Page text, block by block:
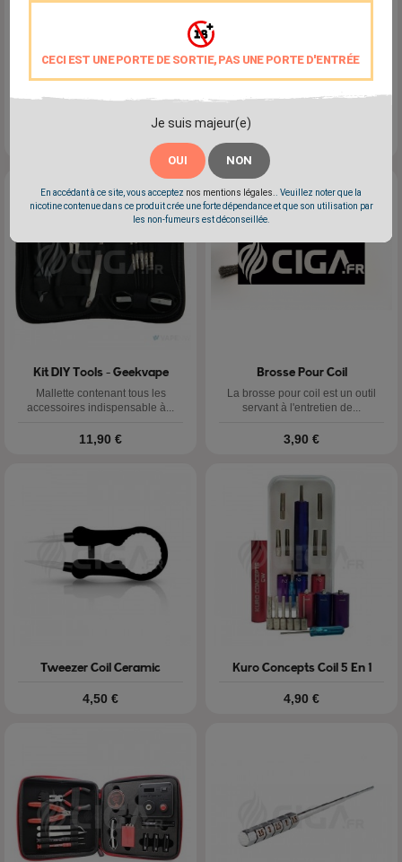
CECI EST UNE PORTE DE SORTIE, PAS UNE PORTE D'ENTRÉE
Je suis majeur(e)
OUI NON
En accédant à ce site, vous acceptez nos mentions légales.
. Veuillez noter que la
nicotine contenue dans ce produit crée une forte dépendance et que son utilisation par
les non-fumeurs est déconseillée.
Kit DIY Tools V2 - Geekvape
Mallette contenant tous les
Ciseaux De Précision
Kit DIY Tools - Geekvape
Mallette contenant tous les
accessoires indispensable à...
Prix
11,90 €
Brosse Pour Coil
La brosse pour coil est un outil
servant à l'entretien de...
Prix
3,90 €
Tweezer Coil Ceramic
Prix
4,50 €
Kuro Concepts Coil 5 En 1
Prix
4,90 €